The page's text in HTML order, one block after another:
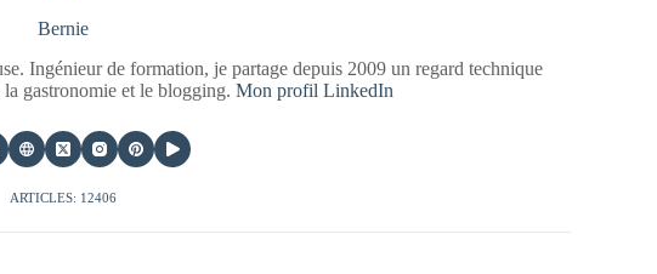
Bernie
Ingénieur de formation, je partage depuis 2009 un regard technique
gastronomie et le blogging.Mon profil LinkedIn
ARTICLES: 12406